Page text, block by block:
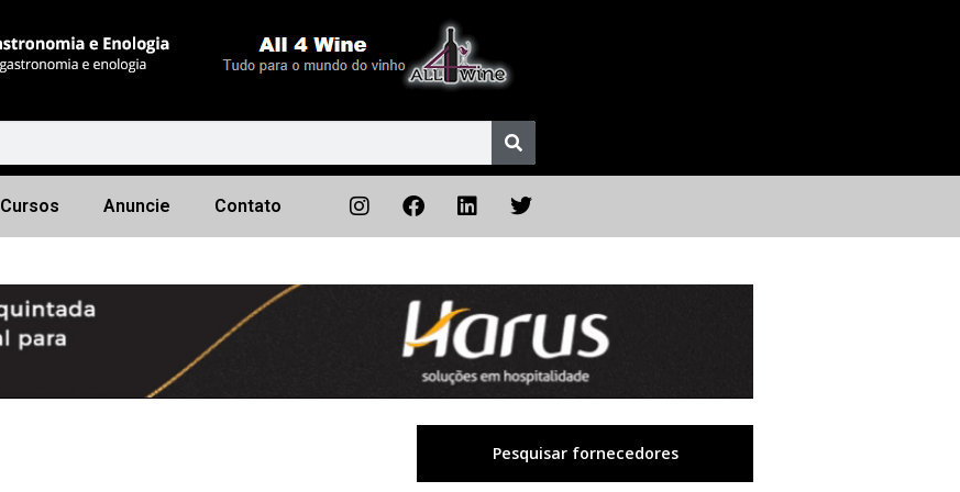
Cursos Anuncie Contato
Próximo
Pesquisar fornecedores